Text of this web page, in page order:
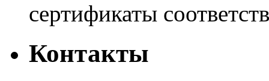
сертификаты
Контакты